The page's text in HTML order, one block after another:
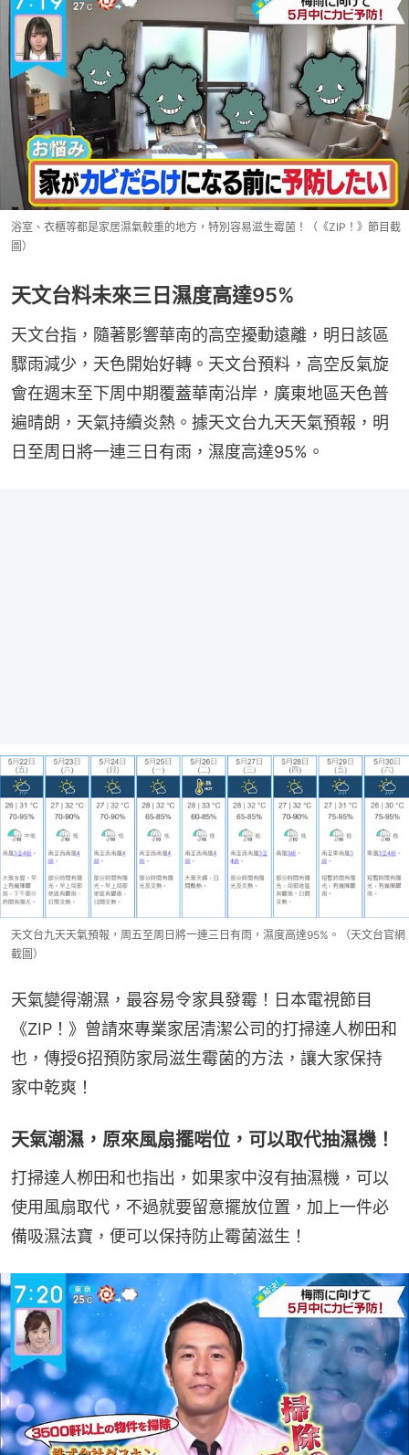
浴室、衣櫃等都是家居濕氣較重的地方，特別容易滋生霉菌！（《ZIP！》節目截
圖）
天文台料未來三日濕度高達95%
天文台指，隨著影響華南的高空擾動遠離，明日該區
驟雨減少，天色開始好轉。天文台預料，高空反氣旋
會在週末至下周中期覆蓋華南沿岸，廣東地區天色普
遍晴朗，天氣持續炎熱。據天文台九天天氣預報，明
日至周日將一連三日有雨，濕度高達95%。
天文台九天天氣預報，周五至周日將一連三日有雨，濕度高達95%。（天文台官網
截圖）
天氣變得潮濕，最容易令家具發霉！日本電視節目
《ZIP！》曾請來專業家居清潔公司的打掃達人栁田和
也，傳授6招預防家局滋生霉菌的方法，讓大家保持
家中乾爽！
天氣潮濕，原來風扇擺啱位，可以取代抽濕機！
打掃達人栁田和也指出，如果家中沒有抽濕機，可以
使用風扇取代，不過就要留意擺放位置，加上一件必
備吸濕法寶，便可以保持防止霉菌滋生！